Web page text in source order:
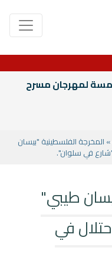
لمهرجان مسرح
» المخرجة الفلسطينية "بيسان
في سلوان".
طيبي"
في